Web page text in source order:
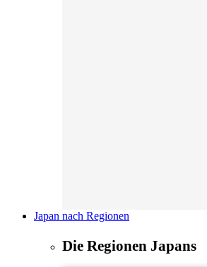
Japan nach Regionen
Die Regionen Japans